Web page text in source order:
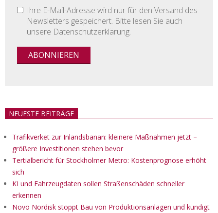
Ihre E-Mail-Adresse wird nur für den Versand des
Newsletters gespeichert. Bitte lesen Sie auch
unsere Datenschutzerklärung.
NEUESTE BEITRÄGE
Trafikverket zur Inlandsbanan: kleinere Maßnahmen jetzt –
größere Investitionen stehen bevor
Tertialbericht für Stockholmer Metro: Kostenprognose erhöht
sich
KI und Fahrzeugdaten sollen Straßenschäden schneller
erkennen
Novo Nordisk stoppt Bau von Produktionsanlagen und kündigt